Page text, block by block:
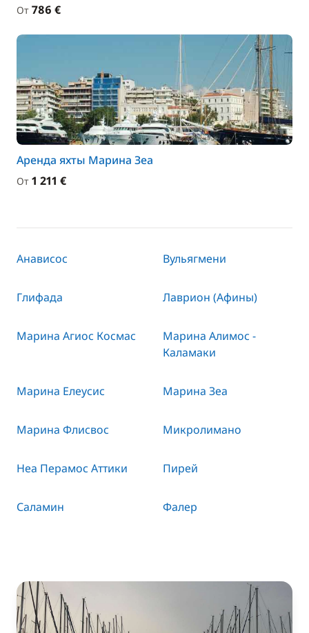
От 786 €
Аренда яхты Марина Зеа
От 1 211 €
Анависос Вульягмени
Глифада Лаврион (Афины)
Марина Агиос Космас
Марина Алимос -
Каламаки
Марина Елеусис Марина Зеа
Марина Флисвос Микролимано
Неа Перамос Аттики Пирей
Саламин Фалер